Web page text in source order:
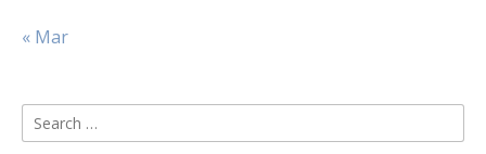
« Mar
Search
for: